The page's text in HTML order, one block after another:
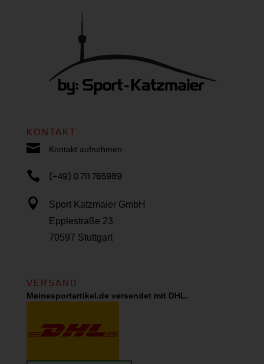
KONTAKT
 Kontakt aufnehmen
 (+49) 0 711 765989

Sport Katzmaier GmbH
Epplestraße 23
70597 Stuttgart
VERSAND
Meinesportartikel.de versendet mit DHL.